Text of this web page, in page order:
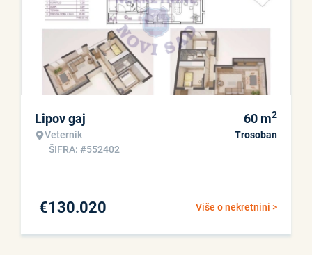
Lipov gaj
Veternik
ŠIFRA: #552402
60 m2
Trosoban
Više o nekretnini >
€130.020